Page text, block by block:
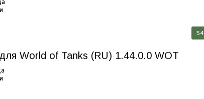
54
World of Tanks (RU) 1.44.0.0 WOT